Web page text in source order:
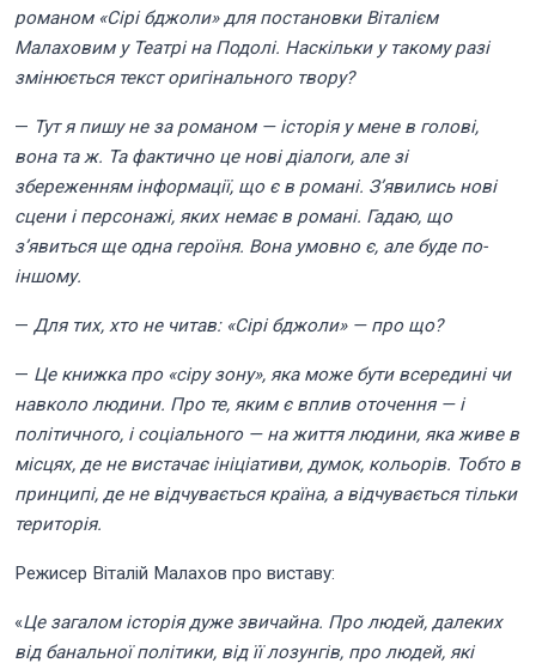
романом «Сірі бджоли» для постановки Віталієм
Малаховим у Театрі на Подолі. Наскільки у такому разі
змінюється текст оригінального твору?
— Тут я пишу не за романом — історія у мене в голові,
вона та ж. Та фактично це нові діалоги, але зі
збереженням інформації, що є в романі. З’явились нові
сцени і персонажі, яких немає в романі. Гадаю, що
з’явиться ще одна героїня. Вона умовно є, але буде по-
іншому.
— Для тих, хто не читав: «Сірі бджоли» — про що?
— Це книжка про «сіру зону», яка може бути всередині чи
навколо людини. Про те, яким є вплив оточення — і
політичного, і соціального — на життя людини, яка живе в
місцях, де не вистачає ініціативи, думок, кольорів. Тобто в
принципі, де не відчувається країна, а відчувається тільки
територія.
Режисер Віталій Малахов про виставу:
«Це загалом історія дуже звичайна. Про людей, далеких
від банальної політики, від її лозунгів, про людей, які